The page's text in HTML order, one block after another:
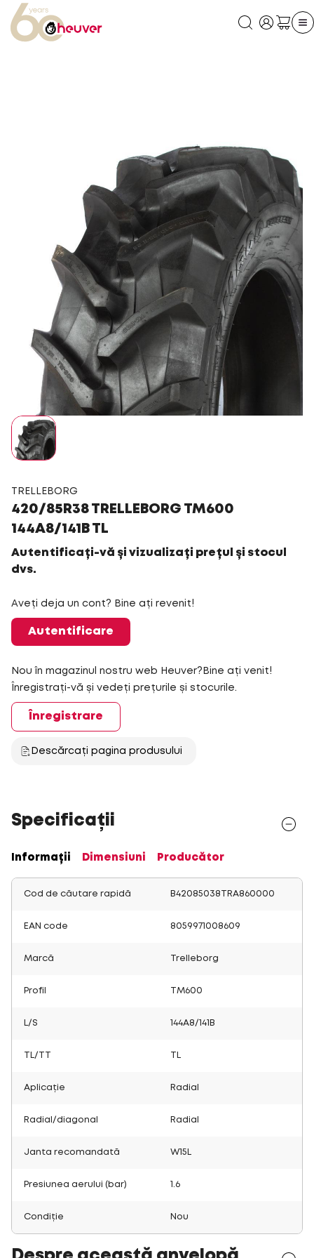
TRELLEBORG
420/85R38 TRELLEBORG TM600
144A8/141B TL
Autentificați-vă și vizualizați prețul și stocul
dvs.
Aveți deja un cont? Bine ați revenit!
Autentificare
Nou în magazinul nostru web Heuver?Bine ați venit!
Înregistrați-vă și vedeți prețurile și stocurile.
Înregistrare
Descărcați pagina produsului
Specificații
Informații Dimensiuni Producător
Cod de căutare rapidă B42085038TRA860000
EAN code 8059971008609
Marcă Trelleborg
Profil TM600
L/S 144A8/141B
TL/TT
Aplicație Radial
Radial/diagonal Radial
Janta recomandată W15L
Presiunea aerului (bar) 1.6
Condiție Nou